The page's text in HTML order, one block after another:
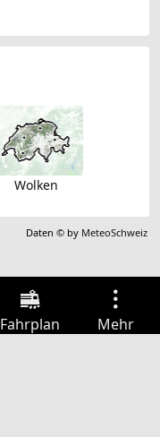
Wolken
Daten © by MeteoSchweiz
Fahrplan Mehr